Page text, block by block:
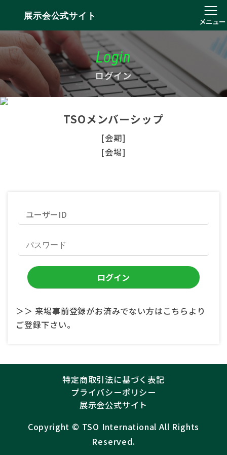
展示会公式サイト
メニュー
Login
ログイン
TSOメンバーシップ
[会期]
[会場]
＞＞ 来場事前登録がお済みでない方はこちらより
ご登録下さい。
特定商取引法に基づく表記
プライバシーポリシー
展示会公式サイト
Copyright ©︎ TSO International All Rights
Reserved.